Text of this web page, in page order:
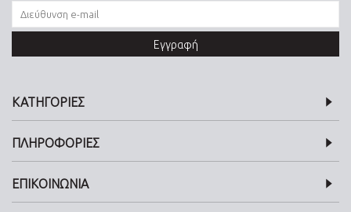
Εγγραφή
ΚΑΤΗΓΟΡΙΕΣ
ΠΛΗΡΟΦΟΡΙΕΣ
ΕΠΙΚΟΙΝΩΝΙΑ